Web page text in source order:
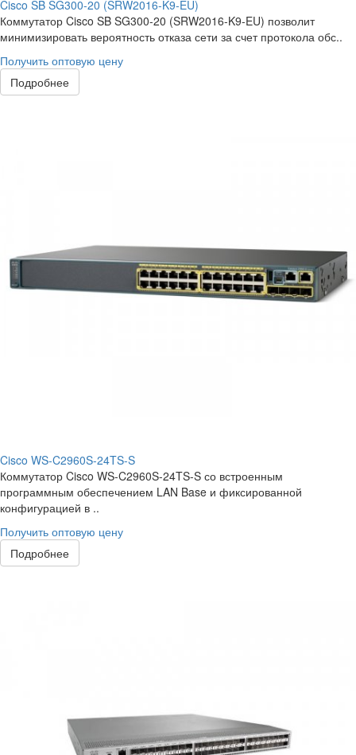
Cisco SB SG300-20 (SRW2016-K9-EU)
Коммутатор Cisco SB SG300-20 (SRW2016-K9-EU) позволит
минимизировать вероятность отказа сети за счет протокола обс..
Получить оптовую цену
Подробнее
Cisco WS-C2960S-24TS-S
Коммутатор Cisco WS-C2960S-24TS-S со встроенным
программным обеспечением LAN Base и фиксированной
конфигурацией в ..
Получить оптовую цену
Подробнее